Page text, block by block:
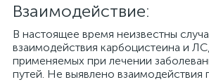
Взаимодействие:
В настоящее время неизвестны
взаимодействия карбоцистеина и
применяемых при лечении
путей. Не выявлено взаимодействия